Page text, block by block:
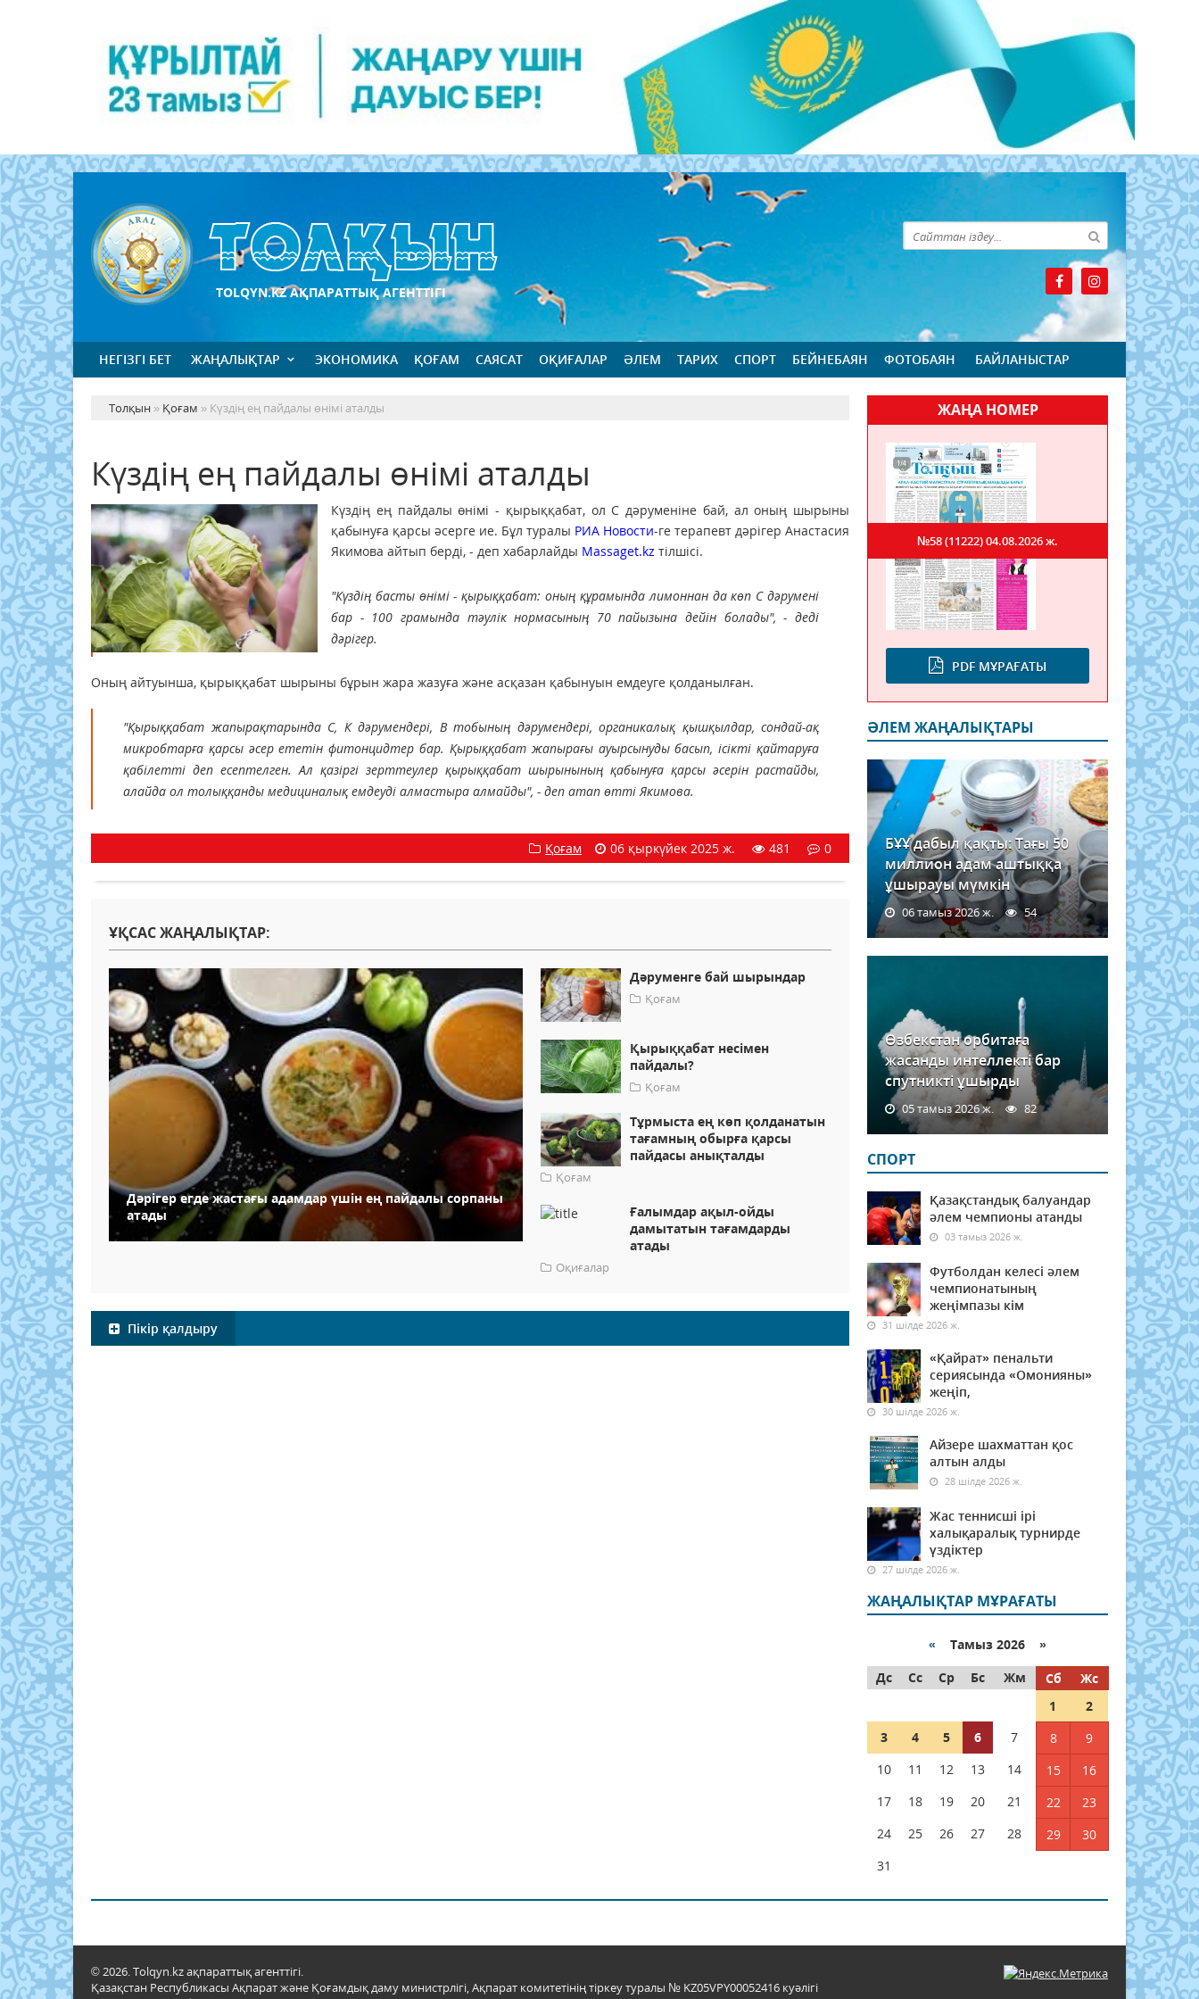
TOLQYN.KZ АҚПАРАТТЫҚ АГЕНТТІГІ
НЕГІЗГІ БЕТ ЖАҢАЛЫҚТАР ЭКОНОМИКА ҚОҒАМ САЯСАТ ОҚИҒАЛАР ӘЛЕМ ТАРИХ СПОРТ БЕЙНЕБАЯН ФОТОБАЯН БАЙЛАНЫСТАР
Толқын » Қоғам » Күздің ең пайдалы өнімі аталды
Күздің ең пайдалы өнімі аталды
Күздің ең пайдалы өнімі - қырыққабат, ол С дәруменіне бай, ал оның шырыны
қабынуға қарсы әсерге ие. Бұл туралы РИА Новости-ге терапевт дәрігер Анастасия
Якимова айтып берді, - деп хабарлайды Massaget.kz тілшісі.
"Күздің басты өнімі - қырыққабат: оның құрамында лимоннан да көп С дәрумені
бар - 100 грамында тәулік нормасының 70 пайызына дейін болады", - деді
дәрігер.
Оның айтуынша, қырыққабат шырыны бұрын жара жазуға және асқазан қабынуын емдеуге қолданылған.
"Қырыққабат жапырақтарында С, К дәрумендері, В тобының дәрумендері, органикалық қышқылдар, сондай-ақ
микробтарға қарсы әсер ететін фитонцидтер бар. Қырыққабат жапырағы ауырсынуды басып, ісікті қайтаруға
қабілетті деп есептелген. Ал қазіргі зерттеулер қырыққабат шырынының қабынуға қарсы әсерін растайды,
алайда ол толыққанды медициналық емдеуді алмастыра алмайды", - деп атап өтті Якимова.
Қоғам 06 қыркүйек 2025 ж. 481 0
ҰҚСАС ЖАҢАЛЫҚТАР:
Дәрігер егде жастағы адамдар үшін ең пайдалы сорпаны
атады
Дәруменге бай шырындар
Қоғам
Қырыққабат несімен
пайдалы?
Қоғам
Тұрмыста ең көп қолданатын
тағамның обырға қарсы
пайдасы анықталды
Қоғам
Ғалымдар ақыл-ойды
дамытатын тағамдарды
атады
Оқиғалар
Пікір қалдыру
ЖАҢА НОМЕР
PDF МҰРАҒАТЫ
№58 (11222)04.08.2026 ж.
ӘЛЕМ ЖАҢАЛЫҚТАРЫ
БҰҰ дабыл қақты: Тағы 50
миллион адам аштыққа
ұшырауы мүмкін
06 тамыз 2026 ж. 54
Өзбекстан орбитаға
жасанды интеллекті бар
спутникті ұшырды
05 тамыз 2026 ж. 82
СПОРТ
Қазақстандық балуандар
әлем чемпионы атанды
03 тамыз 2026 ж.
Футболдан келесі әлем
чемпионатының
жеңімпазы кім
31 шілде 2026 ж.
«Қайрат» пенальти
сериясында «Омонияны»
жеңіп,
30 шілде 2026 ж.
Айзере шахматтан қос
алтын алды
28 шілде 2026 ж.
Жас теннисші ірі
халықаралық турнирде
үздіктер
27 шілде 2026 ж.
ЖАҢАЛЫҚТАР МҰРАҒАТЫ
« Тамыз 2026 »
Дс
Сс Ср Бс Жм Сб
Жс
1
2
3
4 5 6 7 8
9
10
11 12 13 14 15
16
17
18 19 20 21 22
23
24
25 26 27 28 29
30
31
© 2026. Tolqyn.kz ақпараттық агенттігі.
Қазақстан Республикасы Ақпарат және Қоғамдық даму министрлігі, Ақпарат комитетінің тіркеу туралы № KZ05VPY00052416 куәлігі